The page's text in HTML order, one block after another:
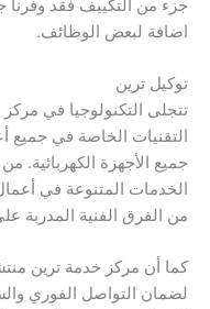
جزء من التكييف فقد وفرنا
اضافة لبعض الوظائف.
توكيل ترين
تتجلى التكنولوجيا في
التقنيات الخاصة في جميع
جميع الأجهزة الكهربائية.
الخدمات المتنوعة في أعمال
من الفرق الفنية المدربة
كما أن مركز خدمة ترين
لضمان التواصل الفوري